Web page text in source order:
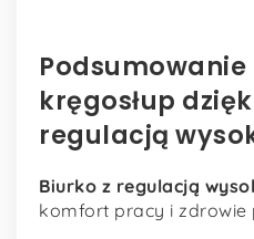
kręgosłup
regulacją
Biurko z regulacją
komfort pracy i zdrowie